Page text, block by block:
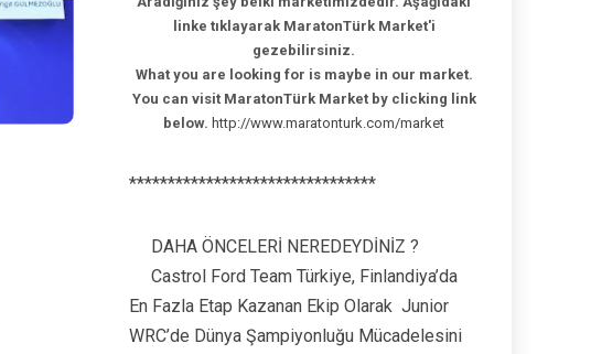
linke tıklayarak MaratonTürk Market'i
gezebilirsiniz.
What you are looking for is maybe in our market.
You can visit MaratonTürk Market by clicking link
below. http://www.maratonturk.com/market
********************************
DAHA ÖNCELERİ NEREDEYDİNİZ ?
Castrol Ford Team Türkiye, Finlandiya’da
En Fazla Etap Kazanan Ekip Olarak Junior
WRC’de Dünya Şampiyonluğu Mücadelesini